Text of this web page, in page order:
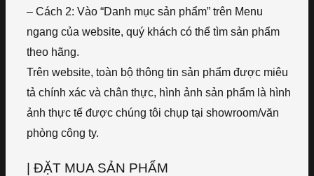
– Cách 2: Vào “Danh mục sản phẩm” trên Menu
ngang của website, quý khách có thể tìm sản phẩm
theo hãng.
Trên website, toàn bộ thông tin sản phẩm được miêu
tả chính xác và chân thực, hình ảnh sản phẩm là hình
ảnh thực tế được chúng tôi chụp tại showroom/văn
phòng công ty.
| ĐẶT MUA SẢN PHẨM